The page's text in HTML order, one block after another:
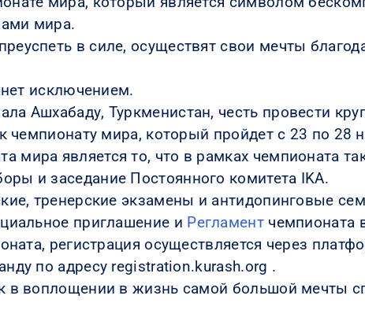
мира.
в силе, осуществят свои мечты
исключением.
Ашхабаду, Туркменистан, честь провести
чемпионату мира, который пройдет с 23 по 28
является то, что в рамках чемпионата
и заседание Постоянного комитета IKA.
тренерские экзамены и антидопинговые
приглашение и Регламентчемпионата
регистрация осуществляется через
по адресу registration.kurash.org .
воплощении в жизнь самой большой мечты